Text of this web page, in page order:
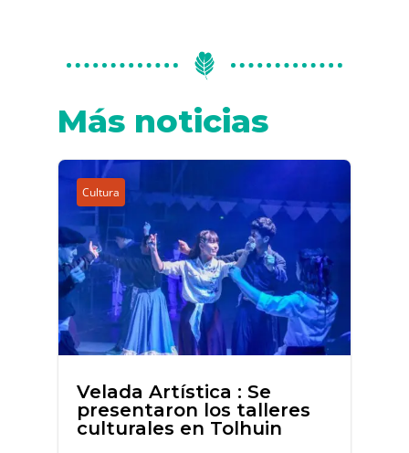
Más noticias
Cultura
Velada Artística : Se
presentaron los talleres
culturales en Tolhuin